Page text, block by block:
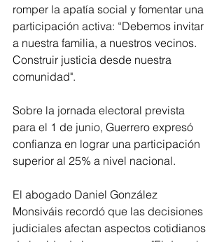
romper la apatía social y fomentar una
participación activa: “Debemos invitar
a nuestra familia, a nuestros vecinos.
Construir justicia desde nuestra
comunidad".
Sobre la jornada electoral prevista
para el 1 de junio, Guerrero expresó
confianza en lograr una participación
superior al 25% a nivel nacional.
El abogado Daniel González
Monsiváis recordó que las decisiones
judiciales afectan aspectos cotidianos